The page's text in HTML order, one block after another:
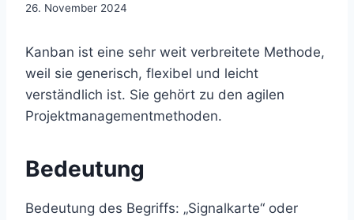
26. November 2024
Kanban ist eine sehr weit verbreitete Methode,
weil sie generisch, flexibel und leicht
verständlich ist. Sie gehört zu den agilen
Projektmanagementmethoden.
Bedeutung
Bedeutung des Begriffs: „Signalkarte“ oder